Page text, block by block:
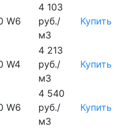
W6
4 103
руб./
м3
Купить
W4
4 213
руб./
м3
Купить
W6
4 540
руб./
м3
Купить